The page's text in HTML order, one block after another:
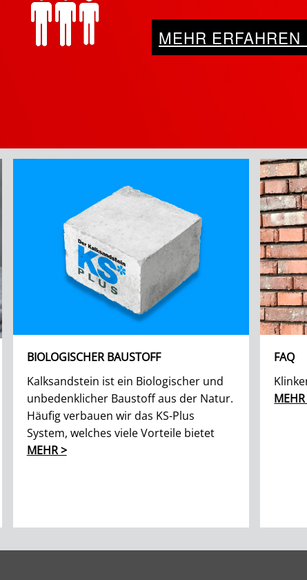
MEHR ERFAHREN
BIOLOGISCHER BAUSTOFF
Kalksandstein ist ein Biologischer und
unbedenklicher Baustoff aus der Natur.
Häufig verbauen wir das KS-Plus
System, welches viele Vorteile bietet
MEHR >
FAQ